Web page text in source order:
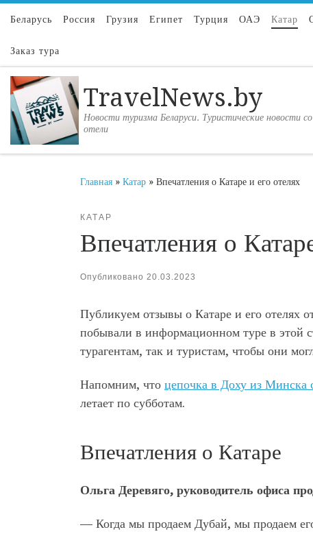
Перейти к содержимому
Беларусь Россия Грузия Египет Турция ОАЭ Катар
Заказ тура
TravelNews.by
Новости туризма Беларуси. Туристические новости
отели
Главная » Катар » Впечатления о Катаре и его отелях
КАТАР
Впечатления о
Опубликовано 20.03.2023
Публикуем отзывы о Катаре и его отелях
побывали в информационном туре в этой
турагентам, так и туристам, чтобы они
Напомним, что цепочка в Доху из Минска
летает по субботам.
Впечатления о Катаре
Ольга Деревяго, руководитель офиса
— Когда мы продаем Дубай, мы продаем